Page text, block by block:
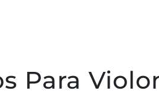
Para